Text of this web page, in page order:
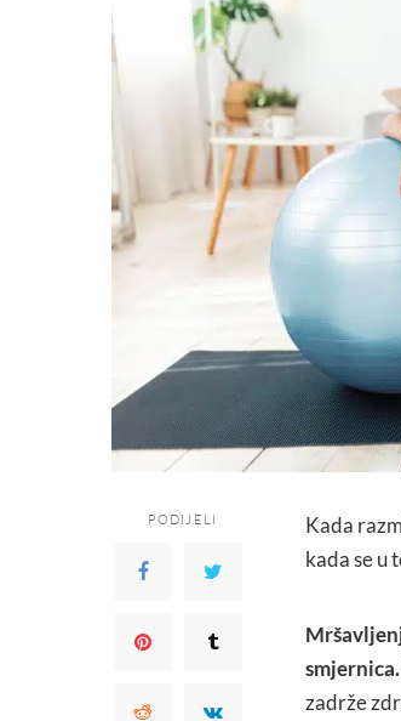
PODIJELI
Kada
kada se u
smjernica.
zadrže